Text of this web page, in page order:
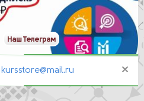
Наш Телеграм
kursstore@mail.ru